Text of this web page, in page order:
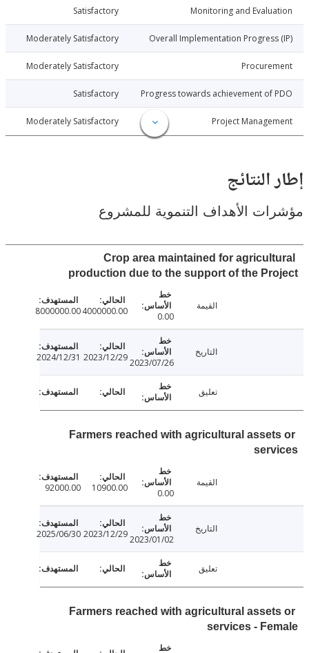
Monitoring and
Satisfactory
Overall Implementation
Moderately Satisfactory
04-21
Moderately Satisfactory
04-21
Progress towards achievement of
Satisfactory
Project
Moderately Satisfactory
04-21
الأهداف التنموية للمشروع
Crop area maintained for
production due to the support of the
4000000.00
8000000.00
2023/07/26
2023/12/29
2024/12/31
Farmers reached with agricultural
10900.00
92000.00
2023/01/02
2023/12/29
2025/06/30
Farmers reached with agricultural
services -